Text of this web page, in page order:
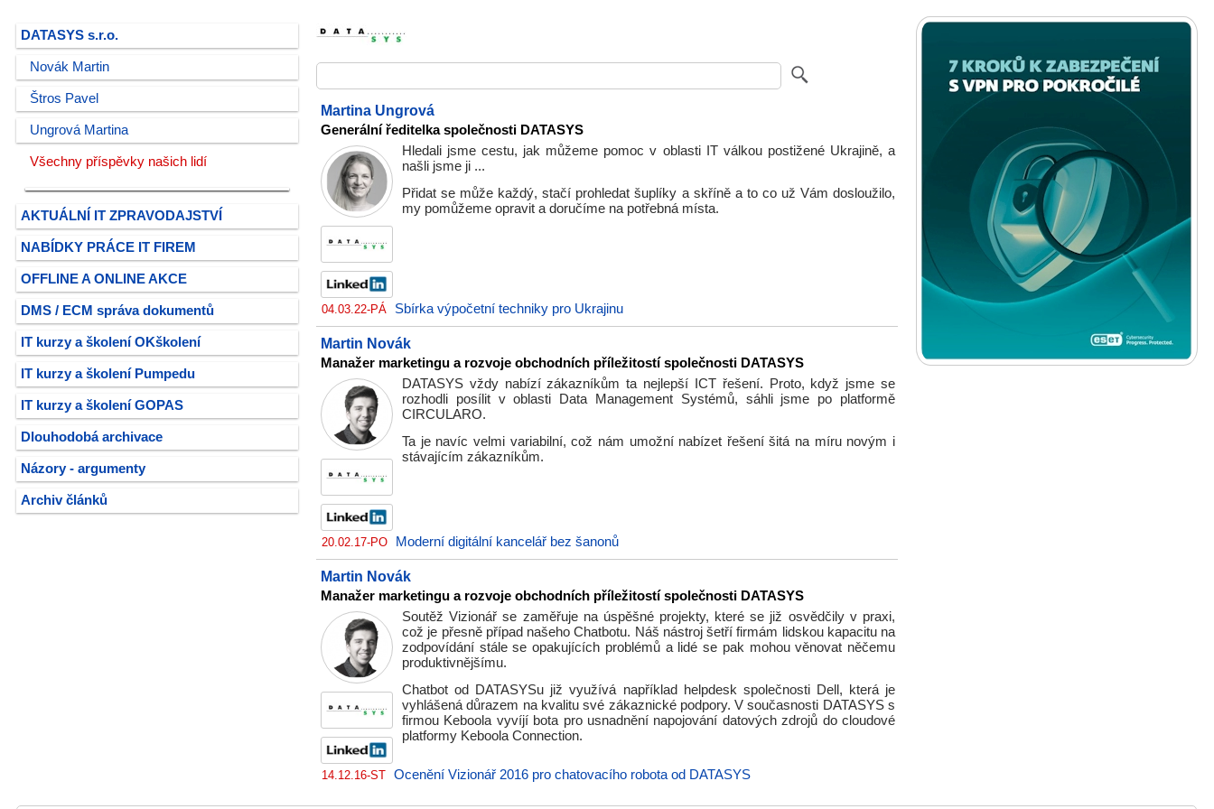
DATASYS s.r.o.
Novák Martin
Štros Pavel
Ungrová Martina
Všechny příspěvky našich lidí
AKTUÁLNÍ IT ZPRAVODAJSTVÍ
NABÍDKY PRÁCE IT FIREM
OFFLINE A ONLINE AKCE
DMS / ECM správa dokumentů
IT kurzy a školení OKškolení
IT kurzy a školení Pumpedu
IT kurzy a školení GOPAS
Dlouhodobá archivace
Názory - argumenty
Archiv článků
Martina Ungrová
Generální ředitelka společnosti DATASYS
Hledali jsme cestu, jak můžeme pomoc v oblasti IT válkou postižené Ukrajině, a
našli jsme ji ...
Přidat se může každý, stačí prohledat šuplíky a skříně a to co už Vám dosloužilo,
my pomůžeme opravit a doručíme na potřebná místa.
04.03.22-PÁ Sbírka výpočetní techniky pro Ukrajinu
Martin Novák
Manažer marketingu a rozvoje obchodních příležitostí společnosti DATASYS
DATASYS vždy nabízí zákazníkům ta nejlepší ICT řešení. Proto, když jsme se
rozhodli posílit v oblasti Data Management Systémů, sáhli jsme po platformě
CIRCULARO.
Ta je navíc velmi variabilní, což nám umožní nabízet řešení šitá na míru novým i
stávajícím zákazníkům.
20.02.17-PO Moderní digitální kancelář bez šanonů
Martin Novák
Manažer marketingu a rozvoje obchodních příležitostí společnosti DATASYS
Soutěž Vizionář se zaměřuje na úspěšné projekty, které se již osvědčily v praxi,
což je přesně případ našeho Chatbotu. Náš nástroj šetří firmám lidskou kapacitu na
zodpovídání stále se opakujících problémů a lidé se pak mohou věnovat něčemu
produktivnějšímu.
Chatbot od DATASYSu již využívá například helpdesk společnosti Dell, která je
vyhlášená důrazem na kvalitu své zákaznické podpory. V současnosti DATASYS s
firmou Keboola vyvíjí bota pro usnadnění napojování datových zdrojů do cloudové
platformy Keboola Connection.
14.12.16-ST Ocenění Vizionář 2016 pro chatovacího robota od DATASYS